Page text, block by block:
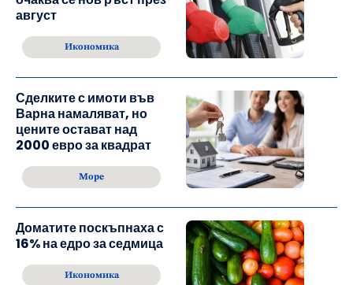
август
Икономика
Сделките с имоти във
Варна намаляват, но
цените остават над
2000 евро за квадрат
Море
Доматите поскъпнаха с
16% на едро за седмица
Икономика